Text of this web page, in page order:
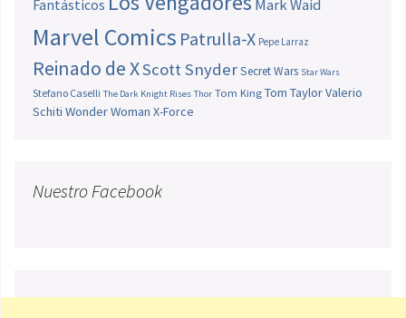
Fantásticos
Mark Waid
Marvel Comics Patrulla-X Pepe Larraz
Reinado de XScott SnyderSecret Wars Star Wars
Stefano Caselli The Dark Knight Rises Thor Tom King Tom TaylorValerio
Schiti Wonder Woman X-Force
Nuestro Facebook